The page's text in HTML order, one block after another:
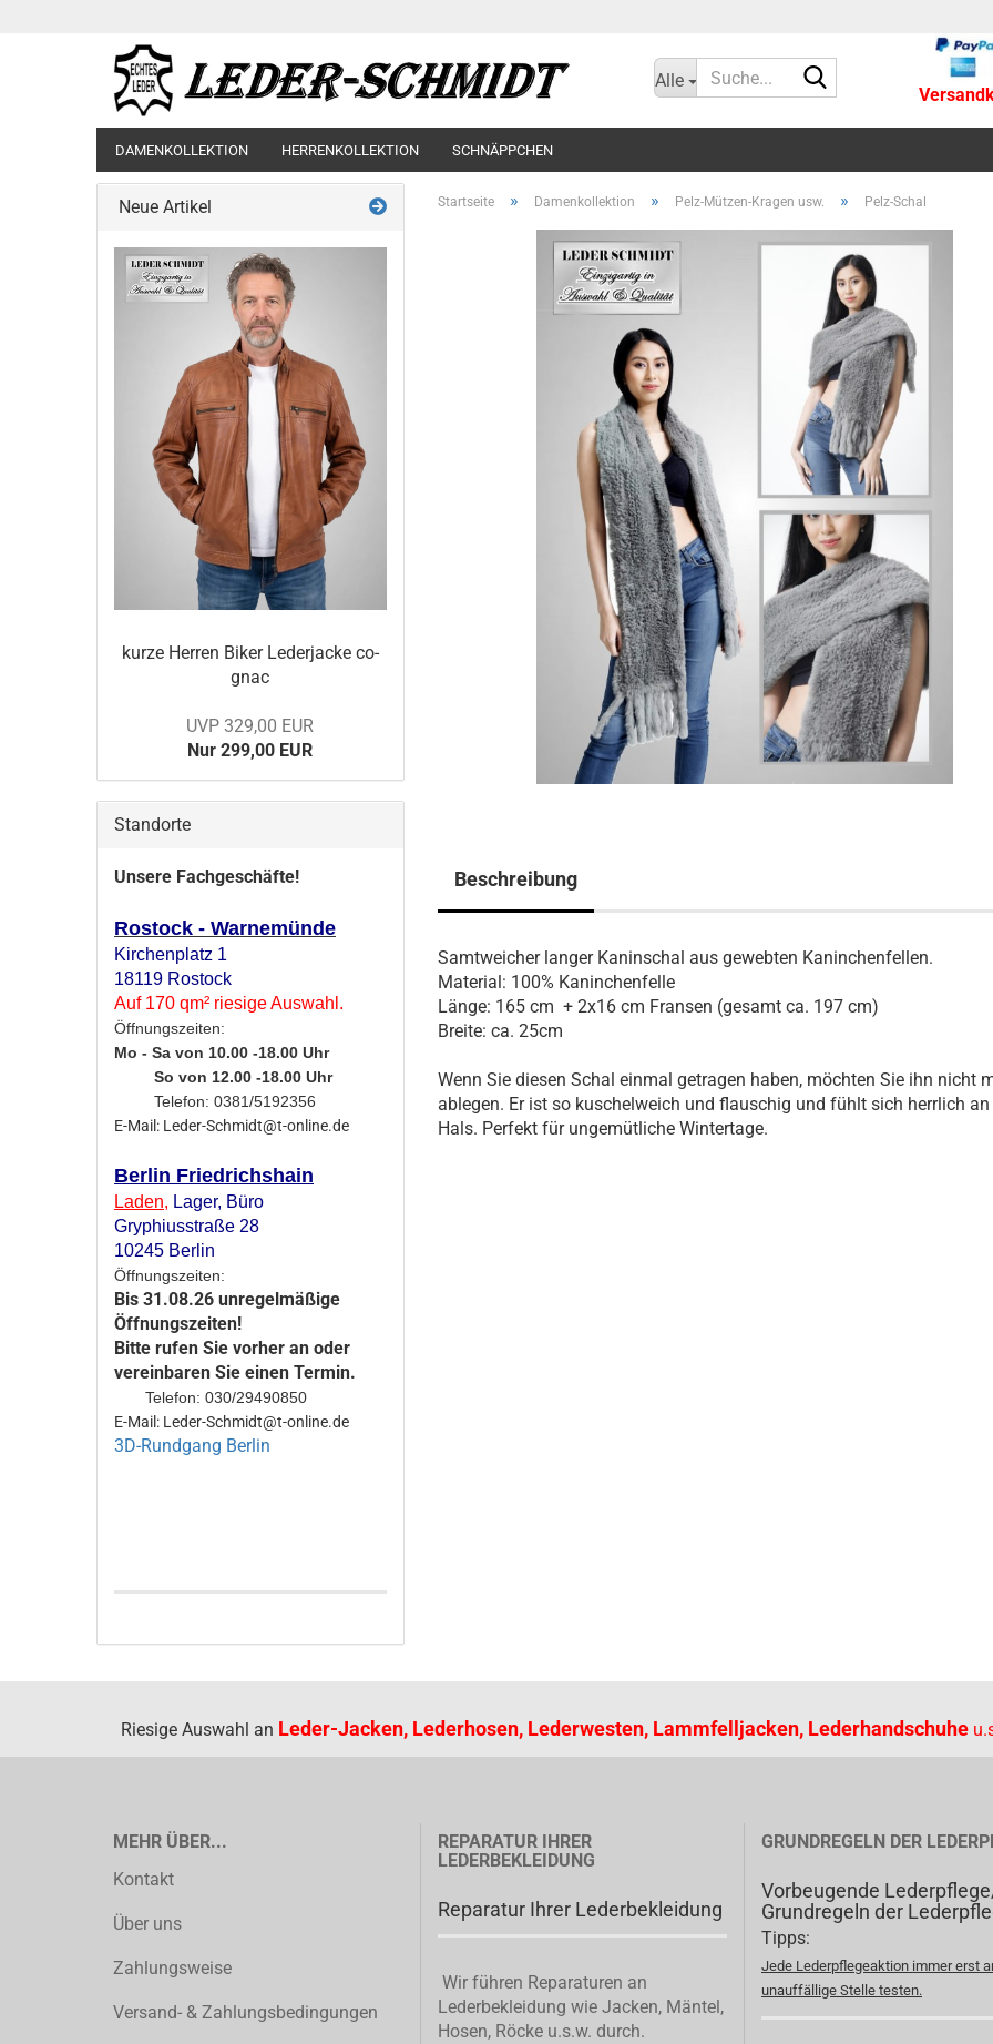
Alle
DAMENKOLLEKTION HERRENKOLLEKTION SCHNÄPPCHEN
Startseite » Damenkollektion » Pelz-Mützen-Kragen usw. » Pelz-Schal
Beschreibung
Samtweicher langer Kaninschal aus gewebten Kaninchenfellen.
Material: 100% Kaninchenfelle
Länge: 165 cm + 2x16 cm Fransen (gesamt ca. 197 cm)
Breite: ca. 25cm
Wenn Sie diesen Schal einmal getragen haben, möchten Sie ihn nicht
ablegen. Er ist so kuschelweich und flauschig und fühlt sich herrlich an
Hals. Perfekt für ungemütliche Wintertage.
Neue Artikel
kurze Her­ren Biker Le­der­ja­cke co­
gnac
UVP 329,00 EUR
Nur 299,00 EUR
Standorte
Unsere Fachgeschäfte!
Rostock - Warnemünde
Kirchenplatz 1
18119 Rostock
Auf 170 qm² riesige Auswahl.
Öffnungszeiten:
Mo - Sa von 10.00 -18.00 Uhr
So von 12.00 -18.00 Uhr
Telefon: 0381/5192356
E-Mail: Leder-Schmidt@t-online.de
Berlin Friedrichshain
Laden, Lager, Büro
Gryphiusstraße 28
10245 Berlin
Öffnungszeiten:
Bis 31.08.26 unregelmäßige
Öffnungszeiten!
Bitte rufen Sie vorher an oder
vereinbaren Sie einen Termin.
Telefon: 030/29490850
E-Mail: Leder-Schmidt@t-online.de
3D-Rundgang Berlin
Riesige Auswahl an Leder-Jacken, Lederhosen, Lederwesten, Lammfelljacken, Lederhandschuhe
MEHR ÜBER...
Kontakt
Über uns
Zahlungsweise
Versand- & Zahlungsbedingungen
REPARATUR IHRER
LEDERBEKLEIDUNG
Reparatur Ihrer Lederbekleidung
Wir führen Reparaturen an
Lederbekleidung wie Jacken, Mäntel,
Hosen, Röcke u.s.w. durch.
GRUNDREGELN DER
Vorbeugende
Grundregeln der
Tipps:
Jede Lederpflegeaktion immer erst
unauffällige Stelle testen.